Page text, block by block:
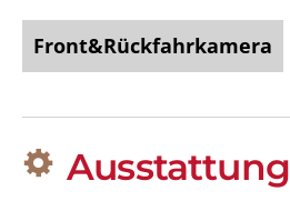
Front&Rückfahrkamera
Ausstattung